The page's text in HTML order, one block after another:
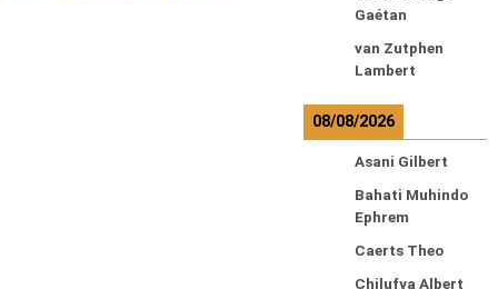
Gaétan
van Zutphen
Lambert
08/08/2026
Asani Gilbert
Bahati Muhindo
Ephrem
Caerts Theo
Chilufya Albert